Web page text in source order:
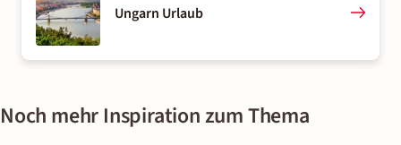
Ungarn Urlaub
Noch mehr Inspiration zum Thema